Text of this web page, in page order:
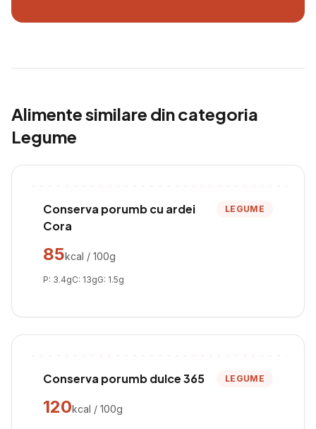
Alimente similare din categoria
Legume
Conserva porumb cu ardei
Cora
LEGUME
85kcal / 100g
P: 3.4gC: 13gG: 1.5g
Conserva porumb dulce 365 LEGUME
120kcal / 100g